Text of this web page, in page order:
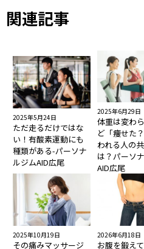
関連記事
2025年5月24日
ただ走るだけではな
い！有酸素運動にも
種類がある-パーソナ
ルジムAID広尾
2025年6月29日
体重は変わ
ど「痩せた
われる人の
は？パーソ
AID広尾
2025年10月19日
その痛みマッサージ
2026年6月18日
お腹を鍛え